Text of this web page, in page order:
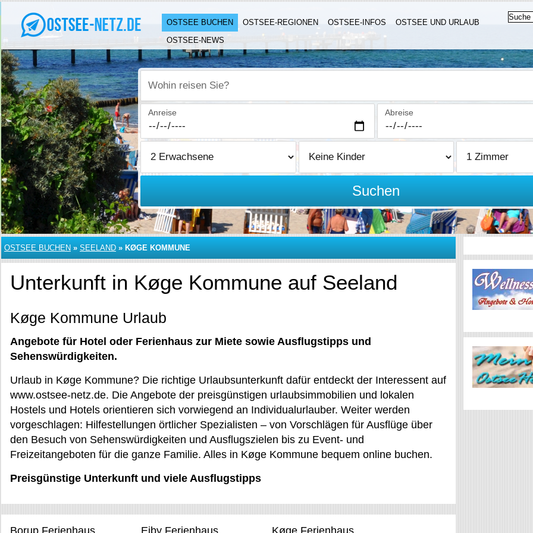
OSTSEE BUCHEN OSTSEE-REGIONEN OSTSEE-INFOS
OSTSEE UND URLAUB
OSTSEE-NEWS
Wohin reisen Sie?
Anreise Abreise
Suchen
OSTSEE BUCHEN » SEELAND » KØGE KOMMUNE
Unterkunft in Køge Kommune auf Seeland
Køge Kommune Urlaub
Angebote für Hotel oder Ferienhaus zur Miete sowie Ausflugstipps und
Sehenswürdigkeiten.
Urlaub in Køge Kommune? Die richtige Urlaubsunterkunft dafür entdeckt der Interessent auf
www.ostsee-netz.de. Die Angebote der preisgünstigen urlaubsimmobilien und lokalen
Hostels und Hotels orientieren sich vorwiegend an Individualurlauber. Weiter werden
vorgeschlagen: Hilfestellungen örtlicher Spezialisten – von Vorschlägen für Ausflüge über
den Besuch von Sehenswürdigkeiten und Ausflugszielen bis zu Event- und
Freizeitangeboten für die ganze Familie. Alles in Køge Kommune bequem online buchen.
Preisgünstige Unterkunft und viele Ausflugstipps
Borup Ferienhaus Ejby Ferienhaus Køge Ferienhaus